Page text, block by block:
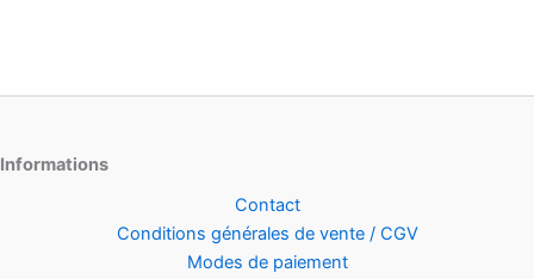
Informations
Contact
Conditions générales de vente / CGV
Modes de paiement